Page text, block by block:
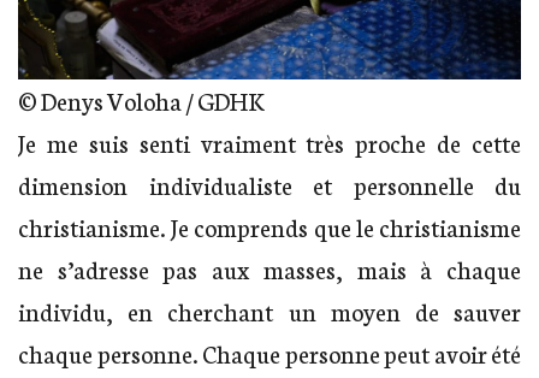
© Denys Voloha / GDHK
Je me suis senti vraiment très proche de cette
dimension individualiste et personnelle du
christianisme. Je comprends que le christianisme
ne s’adresse pas aux masses, mais à chaque
individu, en cherchant un moyen de sauver
chaque personne. Chaque personne peut avoir été